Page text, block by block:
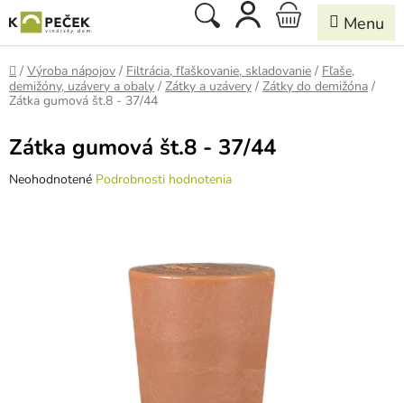
na
obsah
Hľadať
NÁKUPNÝ
KOŠÍK
Domov
/ Výroba nápojov / Filtrácia, fľaškovanie, skladovanie / Fľaše,
demižóny, uzávery a obaly / Zátky a uzávery / Zátky do demižóna /
Zátka gumová št.8 - 37/44
Zátka gumová št.8 - 37/44
Priemerné
Neohodnotené Podrobnosti hodnotenia